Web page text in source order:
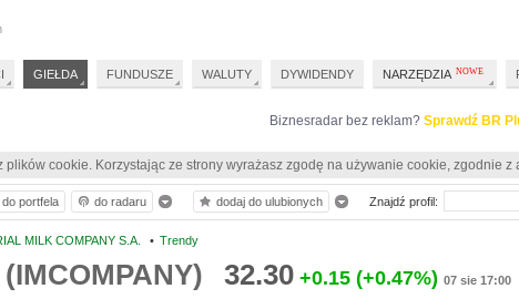
Biznesradar bez reklam? Sprawdź BR
plików cookie. Korzystając ze strony wyrażasz zgodę na używanie cookie, zgodnie
MILK COMPANY S.A. • Trendy
32.30 +0.15 (+0.47%) 07 sie 17:00
do portfela do radaru dodaj do ulubionych Znajdź profil:
GIEŁDA FUNDUSZE WALUTY DYWIDENDY NARZĘDZIA